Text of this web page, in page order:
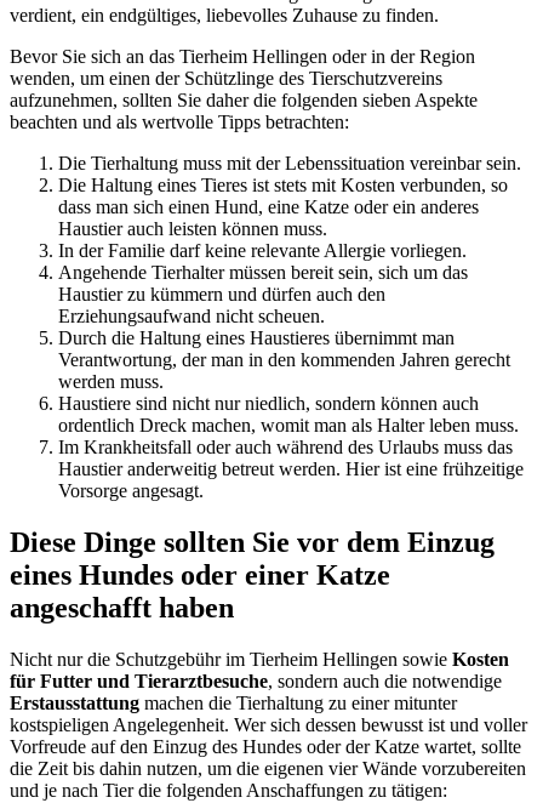
verdient, ein endgültiges, liebevolles Zuhause zu finden.
Bevor Sie sich an das Tierheim Hellingen oder in der Region
wenden, um einen der Schützlinge des Tierschutzvereins
aufzunehmen, sollten Sie daher die folgenden sieben Aspekte
beachten und als wertvolle Tipps betrachten:
Die Tierhaltung muss mit der Lebenssituation vereinbar sein.
Die Haltung eines Tieres ist stets mit Kosten verbunden, so
dass man sich einen Hund, eine Katze oder ein anderes
Haustier auch leisten können muss.
In der Familie darf keine relevante Allergie vorliegen.
Angehende Tierhalter müssen bereit sein, sich um das
Haustier zu kümmern und dürfen auch den
Erziehungsaufwand nicht scheuen.
Durch die Haltung eines Haustieres übernimmt man
Verantwortung, der man in den kommenden Jahren gerecht
werden muss.
Haustiere sind nicht nur niedlich, sondern können auch
ordentlich Dreck machen, womit man als Halter leben muss.
Im Krankheitsfall oder auch während des Urlaubs muss das
Haustier anderweitig betreut werden. Hier ist eine frühzeitige
Vorsorge angesagt.
Diese Dinge sollten Sie vor dem Einzug
eines Hundes oder einer Katze
angeschafft haben
Nicht nur die Schutzgebühr im Tierheim Hellingen sowie Kosten
für Futter und Tierarztbesuche, sondern auch die notwendige
Erstausstattung machen die Tierhaltung zu einer mitunter
kostspieligen Angelegenheit. Wer sich dessen bewusst ist und voller
Vorfreude auf den Einzug des Hundes oder der Katze wartet, sollte
die Zeit bis dahin nutzen, um die eigenen vier Wände vorzubereiten
und je nach Tier die folgenden Anschaffungen zu tätigen: